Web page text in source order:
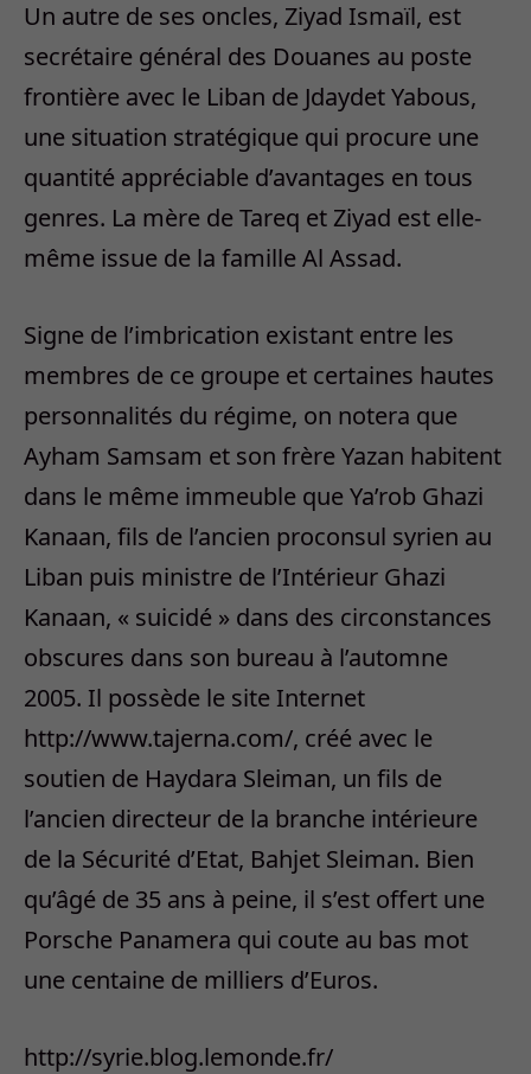
Un autre de ses oncles, Ziyad Ismaïl, est
secrétaire général des Douanes au poste
frontière avec le Liban de Jdaydet Yabous,
une situation stratégique qui procure une
quantité appréciable d’avantages en tous
genres. La mère de Tareq et Ziyad est elle-
même issue de la famille Al Assad.
Signe de l’imbrication existant entre les
membres de ce groupe et certaines hautes
personnalités du régime, on notera que
Ayham Samsam et son frère Yazan habitent
dans le même immeuble que Ya’rob Ghazi
Kanaan, fils de l’ancien proconsul syrien au
Liban puis ministre de l’Intérieur Ghazi
Kanaan, « suicidé » dans des circonstances
obscures dans son bureau à l’automne
2005. Il possède le site Internet
http://www.tajerna.com/, créé avec le
soutien de Haydara Sleiman, un fils de
l’ancien directeur de la branche intérieure
de la Sécurité d’Etat, Bahjet Sleiman. Bien
qu’âgé de 35 ans à peine, il s’est offert une
Porsche Panamera qui coute au bas mot
une centaine de milliers d’Euros.
http://syrie.blog.lemonde.fr/